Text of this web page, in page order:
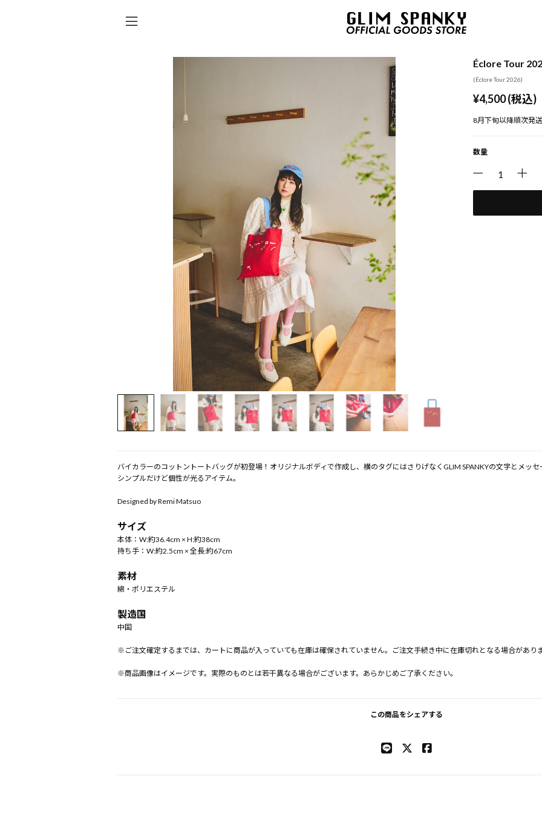
Éclore Tour
(Éclore Tour 2026)
¥4,500 (税込)
8月下旬以降順次発
数量
バイカラーのコットントートバッグが初登場！オリジナルボディで作成し、横のタグにはさりげなくGLIM SPANKYの文字とメッセ
シンプルだけど個性が光るアイテム。
Designed by Remi Matsuo
サイズ
本体：W:約36.4cm × H:約38cm
持ち手：W:約2.5cm × 全長:約67cm
素材
綿・ポリエステル
製造国
中国
※ご注文確定するまでは、カートに商品が入っていても在庫は確保されていません。ご注文手続き中に在庫切れとなる場合があり
※商品画像はイメージです。実際のものとは若干異なる場合がございます。あらかじめご了承ください。
この商品をシェアする